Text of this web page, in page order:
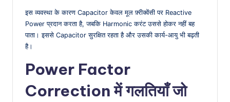
इस व्यवस्था के कारण Capacitor केवल मूल फ़्रीक्वेंसी पर Reactive
Power प्रदान करता है, जबकि Harmonic करंट उससे होकर नहीं बह
पाता। इससे Capacitor सुरक्षित रहता है और उसकी कार्य-आयु भी बढ़ती
है।
Power Factor
Correction में गलतियाँ जो